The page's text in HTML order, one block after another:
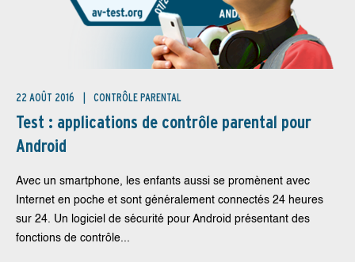
22 AOÛT 2016 CONTRÔLE PARENTAL
Test : applications de contrôle parental pour
Android
Avec un smartphone, les enfants aussi se promènent avec
Internet en poche et sont généralement connectés 24 heures
sur 24. Un logiciel de sécurité pour Android présentant des
fonctions de contrôle...